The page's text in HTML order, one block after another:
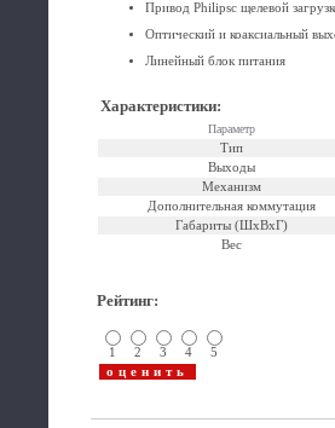
Привод Philipsс щелевой
Оптический и коаксиальный
Линейный блок питания
Характеристики:
Параметр
Тип
Выходы
Механизм
Дополнительная коммутация
Габариты (ШхВхГ)
Вес
Рейтинг:
1 2 3 4 5